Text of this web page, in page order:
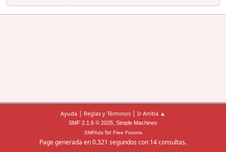
Ayuda | Reglas y Términos | Ir Arriba ▲
SMF 2.1.6 © 2025, Simple Machines
SMFAdsfor Free Forums
Page generada en 0.321 segundos con 14 consultas.